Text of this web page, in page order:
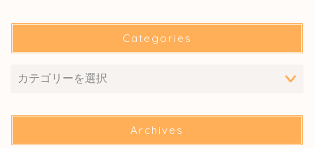
Categories
Archives